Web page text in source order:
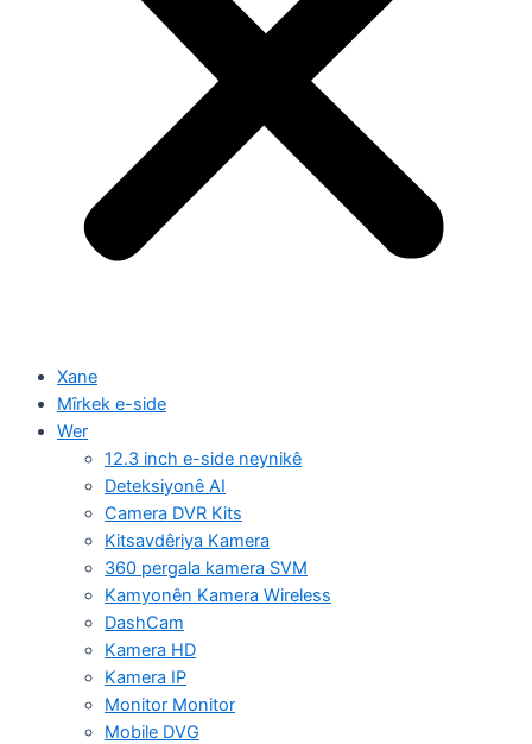
Xane
Mîrkek e-side
Wer
12.3 inch e-side neynikê
Deteksiyonê AI
Camera DVR Kits
Kitsavdêriya Kamera
360 pergala kamera SVM
Kamyonên Kamera Wireless
DashCam
Kamera HD
Kamera IP
Monitor Monitor
Mobile DVG